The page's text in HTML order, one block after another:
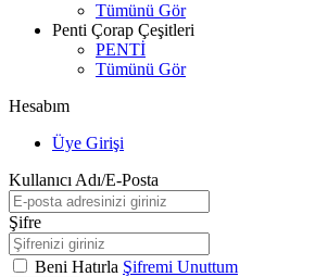
Tümünü Gör
Penti Çorap Çeşitleri
PENTİ
Tümünü Gör
Hesabım
Üye Girişi
Kullanıcı Adı/E-Posta
Şifre
Beni Hatırla Şifremi Unuttum